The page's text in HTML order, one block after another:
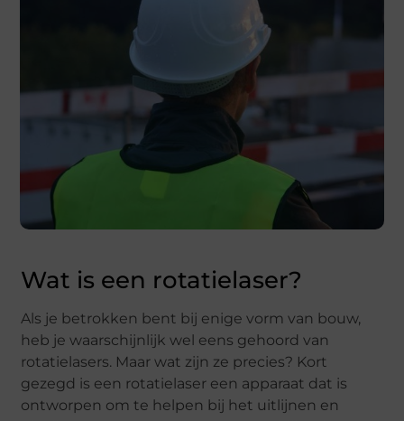
Wat is een rotatielaser?
Als je betrokken bent bij enige vorm van bouw,
heb je waarschijnlijk wel eens gehoord van
rotatielasers. Maar wat zijn ze precies? Kort
gezegd is een rotatielaser een apparaat dat is
ontworpen om te helpen bij het uitlijnen en